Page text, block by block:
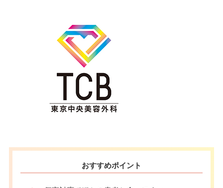
おすすめポイント